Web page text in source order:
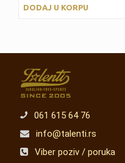
DODAJ U KORPU
061 615 64 76
info@talenti.rs
Viber poziv / poruka